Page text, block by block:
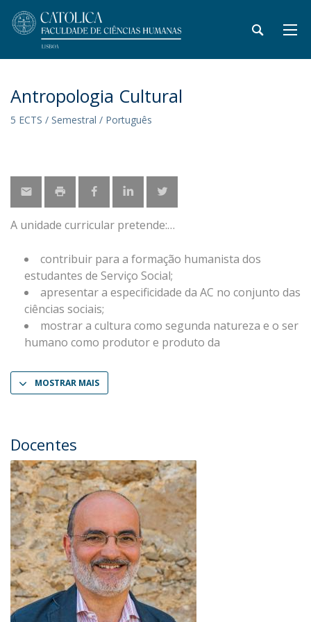
Antropologia Cultural
5 ECTS / Semestral / Português
A unidade curricular pretende:
contribuir para a formação humanista dos
estudantes de Serviço Social;
apresentar a especificidade da AC no conjunto das
ciências sociais;
mostrar a cultura como segunda natureza e o ser
humano como produtor e produto da
MOSTRAR MAIS
Docentes